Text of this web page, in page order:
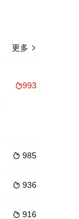
更多 
993
 985
 936
 916